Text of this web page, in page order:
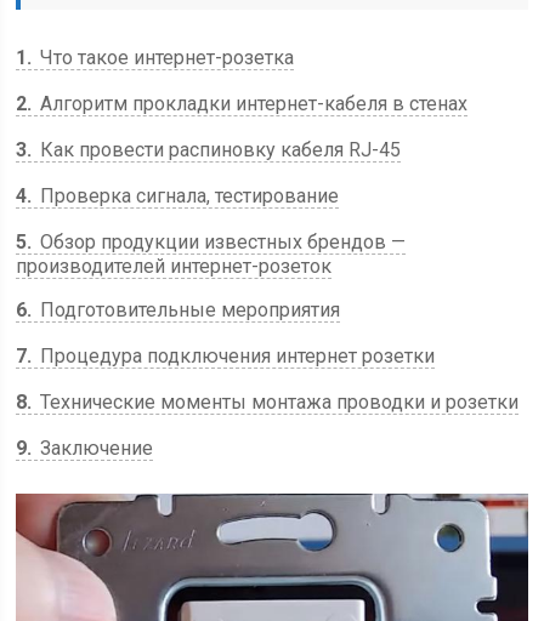
1
Что такое интернет-розетка
2 Алгоритм прокладки интернет-кабеля в стенах
3
Как провести распиновку кабеля RJ-45
4
Проверка сигнала, тестирование
5 Обзор продукции известных брендов —
производителей интернет-розеток
6
Подготовительные мероприятия
7
Процедура подключения интернет розетки
8 Технические моменты монтажа проводки и розетки
9 Заключение